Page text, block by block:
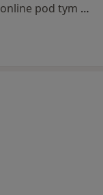
Specjalista nie oferuje umawiania online pod tym adresem.